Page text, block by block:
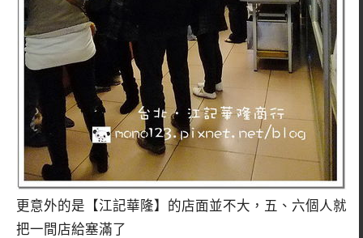
更意外的是【江記華隆】的店面並不大，五、六個人就
把一間店給塞滿了